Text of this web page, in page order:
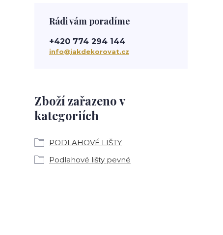
Zboží zařazeno v
kategoriích
PODLAHOVÉ LIŠTY
Podlahové lišty pevné
Rádi vám poradíme
+420 774 294 144
info@jakdekorovat.cz